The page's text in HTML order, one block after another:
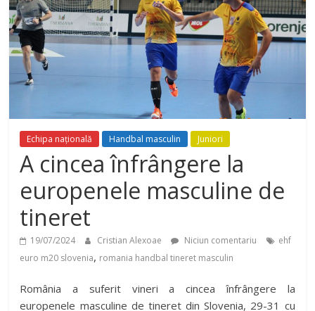
Echipa națională Handbal masculin Juniori
A cincea înfrângere la
europenele masculine de
tineret
19/07/2024 Cristian Alexoae Niciun comentariu
ehf
euro m20 slovenia, romania handbal tineret masculin
România a suferit vineri a cincea înfrângere la
europenele masculine de tineret din Slovenia, 29-31 cu